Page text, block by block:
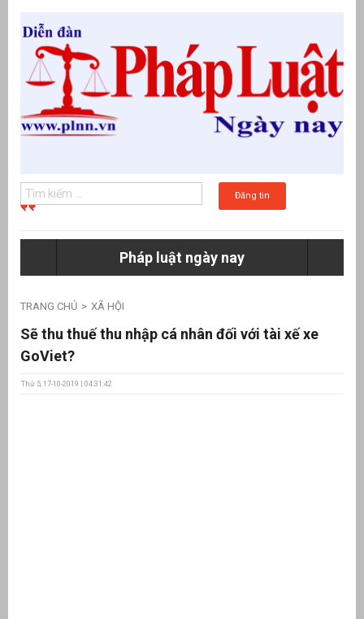
Đăng tin
Pháp luật ngày nay
TRANG CHỦ XÃ HỘI
Sẽ thu thuế thu nhập cá nhân đối với tài xế xe
GoViet?
Thứ 5, 17-10-2019 | 04:31:42